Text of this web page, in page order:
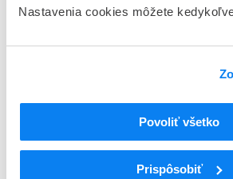
Nastavenia cookies môžete
Povoliť všetko
Prispôsobiť
Pacientom, ktorí liek užívajú,
terapiu po doužívaní balenia
Na trhu sú dostupné iné lieky s
Losartan Zentiva obsahuje liečivo